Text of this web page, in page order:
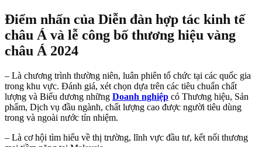
Điểm nhấn của Diễn đàn hợp tác kinh tế
châu Á và lễ công bố thương hiệu vàng
châu Á 2024
– Là chương trình thường niên, luân phiên tổ chức tại các quốc gia
trong khu vực. Đánh giá, xét chọn dựa trên các tiêu chuẩn chất
lượng và Biểu dương những Doanh nghiệp có Thương hiệu, Sản
phẩm, Dịch vụ đầu ngành, chất lượng cao được người tiêu dùng
trong và ngoài nước tín nhiệm.
– Là cơ hội tìm hiểu về thị trường, lĩnh vực đầu tư, kết nối thương